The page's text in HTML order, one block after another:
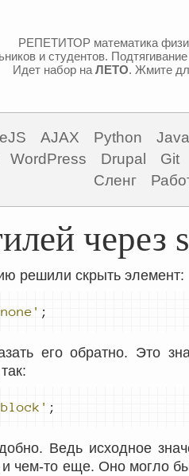
РЕПЕТИТОР математика
и студентов.
Идет набор на ЛЕТО. Жмите
AJAX Python Java
WordPress Drupal Git
Сленг
через
решили скрыть элемент:
;
его обратно. Это
;
Ведь исходное
чем-то еще. Оно могло